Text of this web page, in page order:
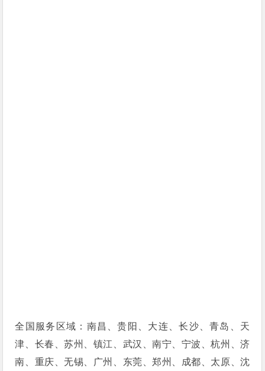
全国服务区域：南昌、贵阳、大连、长沙、青岛、天
津、长春、苏州、镇江、武汉、南宁、宁波、杭州、济
南、重庆、无锡、广州、东莞、郑州、成都、太原、沈